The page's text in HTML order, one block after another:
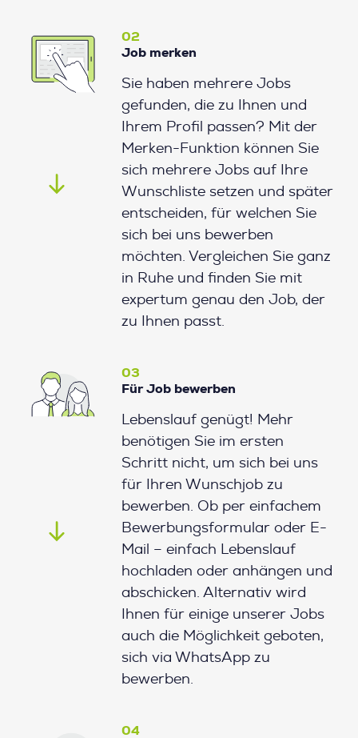
02
Job merken
Sie haben mehrere Jobs
gefunden, die zu Ihnen und
Ihrem Profil passen? Mit der
Merken-Funktion können Sie
sich mehrere Jobs auf Ihre
Wunschliste setzen und später
entscheiden, für welchen Sie
sich bei uns bewerben
möchten. Vergleichen Sie ganz
in Ruhe und finden Sie mit
expertum genau den Job, der
zu Ihnen passt.
03
Für Job bewerben
Lebenslauf genügt! Mehr
benötigen Sie im ersten
Schritt nicht, um sich bei uns
für Ihren Wunschjob zu
bewerben. Ob per einfachem
Bewerbungsformular oder E-
Mail – einfach Lebenslauf
hochladen oder anhängen und
abschicken. Alternativ wird
Ihnen für einige unserer Jobs
auch die Möglichkeit geboten,
sich via WhatsApp zu
bewerben.
04